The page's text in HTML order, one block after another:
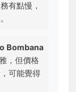
有點慢，
Bombana
，但價格
可能覺得